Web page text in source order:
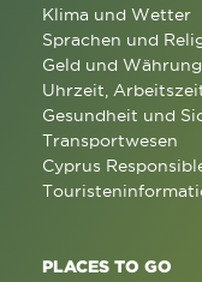
Klima und Wetter
Sprachen und
Geld und Währung
Uhrzeit,
Gesundheit und
Transportwesen
Cyprus
PLACES TO GO